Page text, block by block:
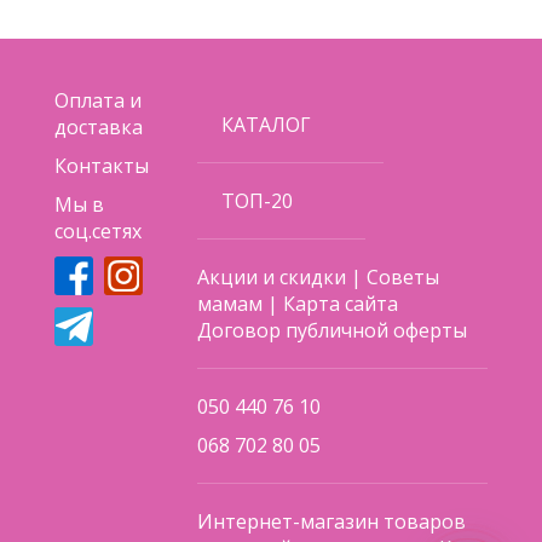
Спинка плавно регулируется ремнем;
Bluetooth соединение с мобильным телефоном
для проигрывания мелодий;
Таймер на 15, 30 и 45 мин;
15 встроенных мелодий;
Регулятор громкости;
5 скоростей качания;
батареек АА (не входят в комплект).
Оплата и
доставка
Контакты
Мы в
соц.сетях
КАТАЛОГ
ТОП-20
Акции и скидки |Советы
мамам | Карта сайта
Договор публичной оферты
050 440 76 10
068 702 80 05
Интернет-магазин товаров